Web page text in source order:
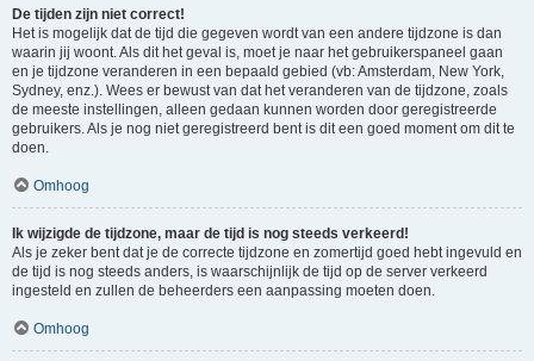
De tijden zijn niet correct!
Het is mogelijk dat de tijd die gegeven wordt van een andere tijdzone is dan
waarin jij woont. Als dit het geval is, moet je naar het gebruikerspaneel gaan
en je tijdzone veranderen in een bepaald gebied (vb: Amsterdam, New York,
Sydney, enz.). Wees er bewust van dat het veranderen van de tijdzone, zoals
de meeste instellingen, alleen gedaan kunnen worden door geregistreerde
gebruikers. Als je nog niet geregistreerd bent is dit een goed moment om dit te
doen.
Omhoog
Ik wijzigde de tijdzone, maar de tijd is nog steeds verkeerd!
Als je zeker bent dat je de correcte tijdzone en zomertijd goed hebt ingevuld en
de tijd is nog steeds anders, is waarschijnlijk de tijd op de server verkeerd
ingesteld en zullen de beheerders een aanpassing moeten doen.
Omhoog